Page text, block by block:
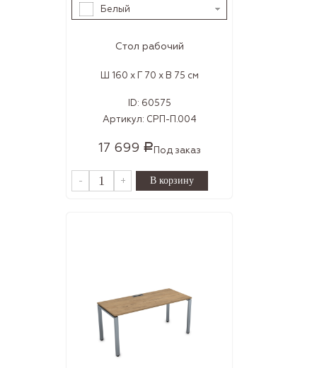
Белый
Стол рабочий
Ш 160 x Г 70 x В 75 см
ID: 60575
Артикул: СРП-П.004
17 699 Р Под заказ
- +